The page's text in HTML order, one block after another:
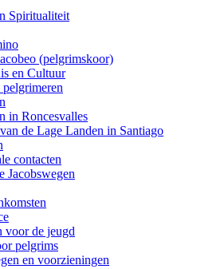
Spiritualiteit
(pelgrimskoor)
en Cultuur
in Roncesvalles
de Lage Landen in Santiago
contacten
Jacobswegen
voor de jeugd
pelgrims
en voorzieningen